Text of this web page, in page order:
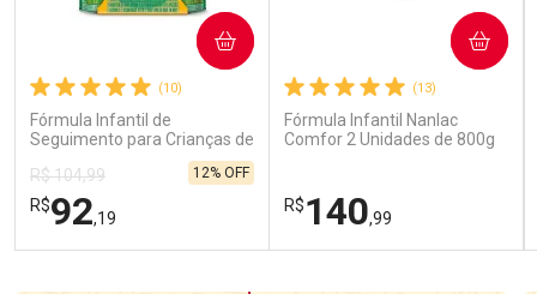
(10)
Fórmula Infantil de
Seguimento para Crianças de
Primeira Infância Nestonutri
2 Unidades de 800g cada
R$ 104,99
R$92,19
12% OFF
COMPRAR
(13)
Fórmula Infantil Nanlac
Comfor 2 Unidades de 800g
R$140,99
COMPRAR